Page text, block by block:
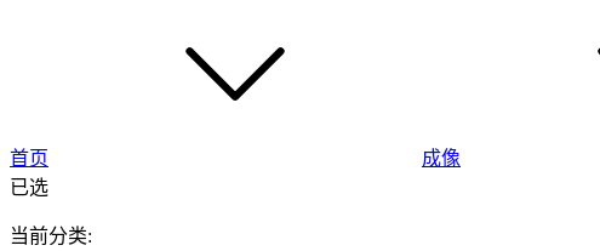
首页 成像
已选
当前分类: